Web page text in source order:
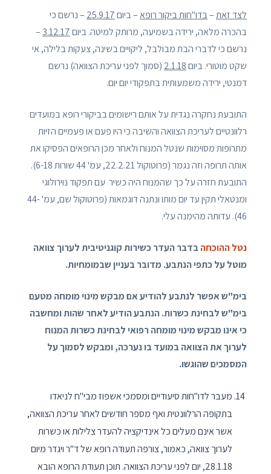
לצד זאת–בדו"חות ביקור רופא– ביום25.9.17 – נרשם כי
בהכרה מלאה, ירידה בשמיעה, מרותק למיטה. ביום3.12.17
–
נרשם כי לדברי הבת מבולבל, ליקויים בשינה, צעקות בלילה, אי
שקט מוטורי. ביום2.1.18 (סמוך לפני עריכת הצוואה) נרשם
דמנטי, ירידה משמעותית בתפקודי יום יום.
התובעת נחקרה נגדית על אותם רישומים בביקורי רופא במועדים
רלוונטיים לעריכת הצוואה והשיבה כי היו פעם או פעמיים הזיות
מתרופות מסוימות שנטל המנוח ולאחר מכן הרופאים הפסיקו את
אותה תרופה וזה נגמר (פרוטוקול 22.2.21, עמ' 44 שורות 6-18).
התובעת חזרה על כך שהמנוח היה כשיר עם תפקוד נוירולוגי
ומנטאלי תקין עד יום מותו ונתנה דוגמאות (פרוטוקול שם, עמ' 44-
46). עדותה מהימנה עלי.
נטל ההוכחהבדבר העדר כשירות קוגניטיבית לערוך צוואה
מוטל על כתפי הנתבע. מדובר בעניין שבמומחיות.
בימ"ש אפשר לנתבע להודיע אם מבקש מינוי מומחה מטעם
בימ"ש לבחינת כשרות. הנתבע הודיע לאחר שהות ומחשבה
כי אינו מבקש מינוי מומחה רפואי לבחינת כשרות המנוח
לערוך את הצוואה במועד בו נערכה, ומבקש לסמוך על
המסמכים שהוגשו.
מעבר לדו"חות סיעודיים ומסמכי אשפוז מבי"ח לניאדו
בתקופה הרלוונטית ואף מספר חודשים לאחר עריכת הצוואה,
אשר אינם מעלים כל אינדיקציה להעדר צלילות או כשרות
לערוך צוואה, כאמור, צורפה תעודה רופא של ד"ר ויגדר מיום
28.1.18, יום לפני עריכת הצוואה. תוכן תעודת הרופא הובא